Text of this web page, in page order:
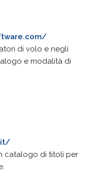
di volo e negli
e modalità di
catalogo di titoli per